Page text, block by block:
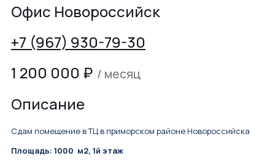
Офис Новороссийск
+7 (967) 930-79-30
1 200 000 ₽ / месяц
Описание
Сдам помещение в ТЦ в приморском районе Новороссийска
Площадь: 1000 м2, 1й этаж